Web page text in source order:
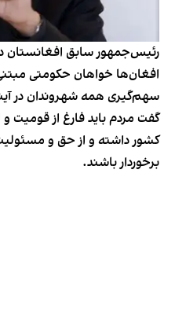
رئیس‌جمهور سابق افغانستان
افغان‌ها خواهان حکومتی
سهم‌گیری همه شهروندان در
گفت مردم باید فارغ از قومیت
کشور داشته و از حق و
برخوردار باشند.